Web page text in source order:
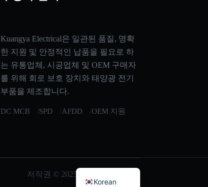
Kuangya Electrical은 일관된 품질, 명확
한 지원 및 안정적인 납품을 필요로 하
는 유통업체, 시공업체 및 OEM 구매자
를 위해 회로 보호 장치와 태양광 전기
부품을 제조합니다.
DC MCB SPD AFDD OEM 지원
저작권 © 2025 쿠앙야 전기 회사
Korean
Spanish
Italian
Japanese
Russian